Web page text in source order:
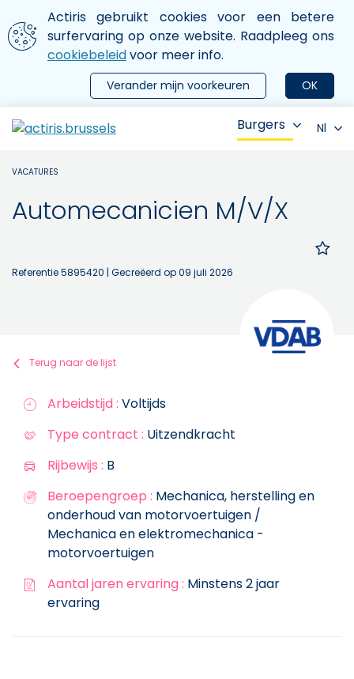
Aller au contenu principal
We gebruiken cookies
Actiris gebruikt cookies voor een betere
surfervaring op onze website. Raadpleeg ons
cookiebeleidvoor meer info.
OK
Verander mijn voorkeuren
le menu
Burgers Nl
VACATURES
Automecanicien M/V/X
Referentie 5895420 | Gecreëerd op 09 juli 2026
Terug naar de lijst
Arbeidstijd : Voltijds
Type contract : Uitzendkracht
Rijbewijs : B
Beroepengroep : Mechanica, herstelling en
onderhoud van motorvoertuigen /
Mechanica en elektromechanica -
motorvoertuigen
Aantal jaren ervaring : Minstens 2 jaar
ervaring